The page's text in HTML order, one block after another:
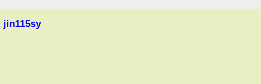
jin115sy